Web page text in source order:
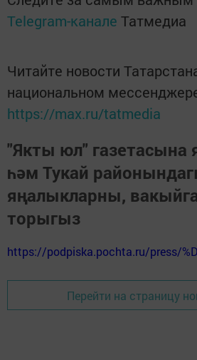
Telegram-канале Татмедиа
Читайте новости
национальном
https://max.ru/tatmedia
"Якты юл"
һәм Тукай
яңалыкларны,
торыгыз
https://podpiska.pochta.ru/press/
Перейти на страницу